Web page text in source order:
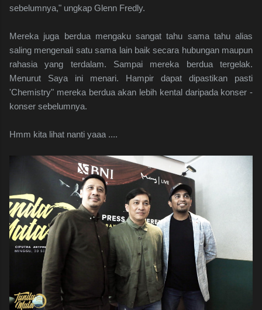
sebelumnya," ungkap Glenn Fredly.
Mereka juga berdua mengaku sangat tahu sama tahu alias
saling mengenali satu sama lain baik secara hubungan maupun
rahasia yang terdalam. Sampai mereka berdua tergelak.
Menurut Saya ini menari. Hampir dapat dipastikan pasti
'Chemistry" mereka berdua akan lebih kental daripada konser -
konser sebelumnya.
Hmm kita lihat nanti yaaa ....